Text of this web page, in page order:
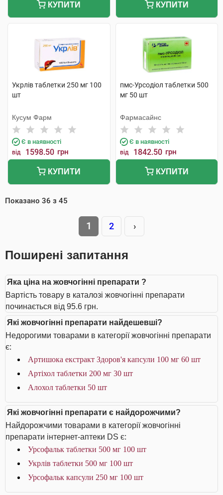
КУПИТИ КУПИТИ
Укрлів таблетки 250 мг 100
шт
Кусум Фарм
Є в наявності
від 1598.50 грн
КУПИТИ
пмс-Урсодіол таблетки 500
мг 50 шт
Фармасайнс
Є в наявності
від 1842.50 грн
КУПИТИ
Показано 36 з 45
1 2 ›
Поширені запитання
Яка ціна на жовчогінні препарати ?
Вартість товару в каталозі жовчогінні препарати
починається від 95.6 грн.
Які жовчогінні препарати найдешевші?
Недорогими товарами в категорії жовчогінні препарати
є:
Артишока екстракт Здоров'я капсули 100 мг 60 шт
Артіхол таблетки 200 мг 30 шт
Алохол таблетки 50 шт
Які жовчогінні препарати є найдорожчими?
Найдорожчими товарами в категорії жовчогінні
препарати інтернет-аптеки DS є:
Урсофальк таблетки 500 мг 100 шт
Укрлів таблетки 500 мг 100 шт
Урсофальк капсули 250 мг 100 шт